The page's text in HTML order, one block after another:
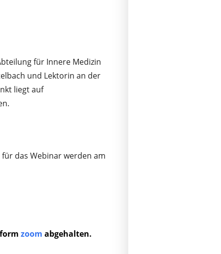
für Innere Medizin
und Lektorin an der
liegt auf
das Webinar werden am
zoom abgehalten.